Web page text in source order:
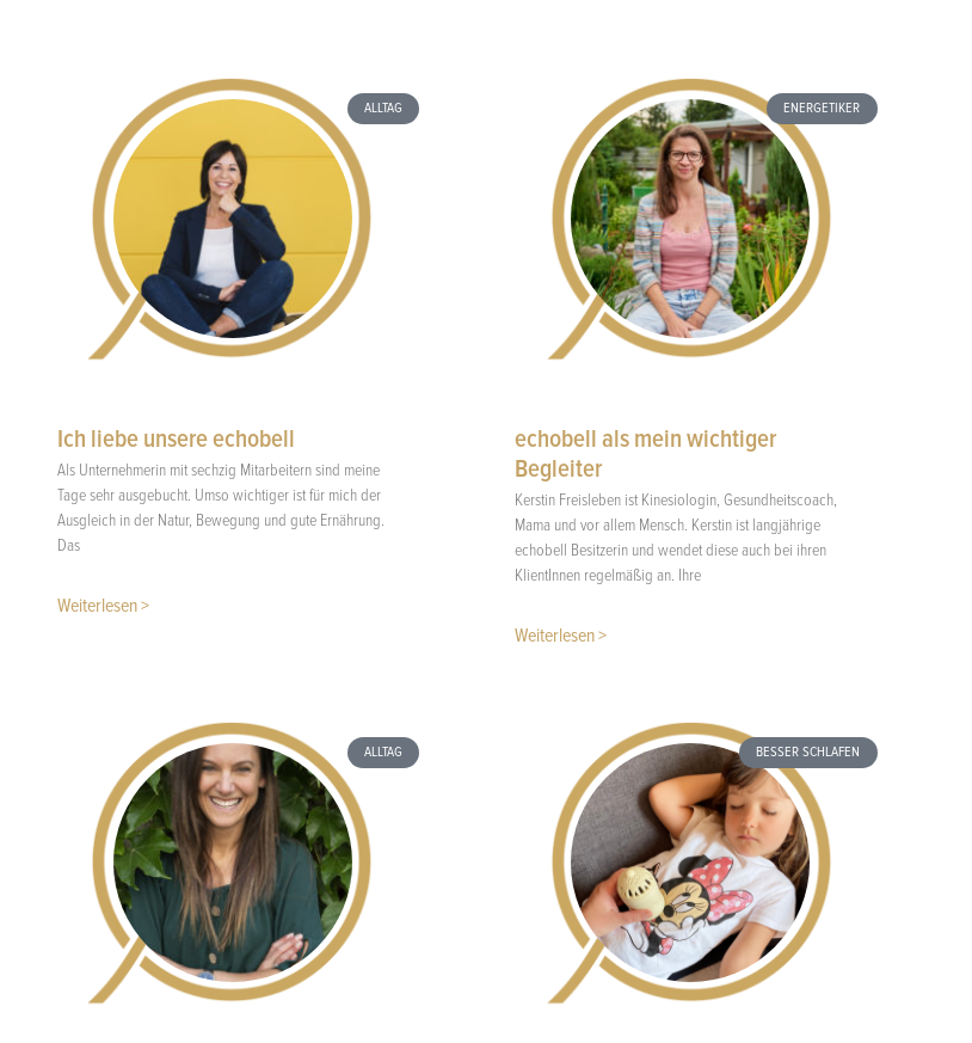
ALLTAG
Ich liebe unsere echobell
Als Unternehmerin mit sechzig Mitarbeitern sind meine
Tage sehr ausgebucht. Umso wichtiger ist für mich der
Ausgleich in der Natur, Bewegung und gute Ernährung.
Das
Weiterlesen >
ENERGETIKER
echobell als mein wichtiger
Begleiter
Kerstin Freisleben ist Kinesiologin, Gesundheitscoach,
Mama und vor allem Mensch. Kerstin ist langjährige
echobell Besitzerin und wendet diese auch bei ihren
KlientInnen regelmäßig an. Ihre
Weiterlesen >
ALLTAG BESSER SCHLAFEN